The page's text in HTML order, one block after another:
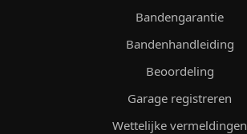
Bandengarantie
Bandenhandleiding
Beoordeling
Garage registreren
Wettelijke vermeldingen